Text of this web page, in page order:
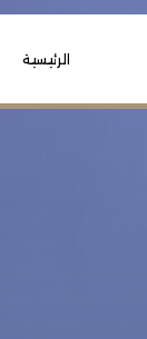
الرئيسية